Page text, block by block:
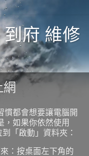
府 維修
網
慣都會想要讓電腦開
，如果你依然使用
「啟動」資料夾：
：按桌面左下角的